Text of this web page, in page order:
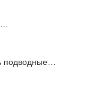
подводные…